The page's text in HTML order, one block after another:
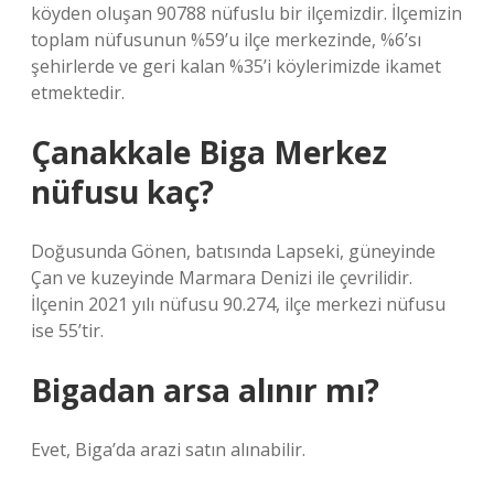
köyden oluşan 90788 nüfuslu bir ilçemizdir. İlçemizin
toplam nüfusunun %59’u ilçe merkezinde, %6’sı
şehirlerde ve geri kalan %35’i köylerimizde ikamet
etmektedir.
Çanakkale Biga Merkez
nüfusu kaç?
Doğusunda Gönen, batısında Lapseki, güneyinde
Çan ve kuzeyinde Marmara Denizi ile çevrilidir.
İlçenin 2021 yılı nüfusu 90.274, ilçe merkezi nüfusu
ise 55’tir.
Bigadan arsa alınır mı?
Evet, Biga’da arazi satın alınabilir.